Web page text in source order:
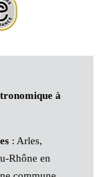
à
: Arles,
Rhône en